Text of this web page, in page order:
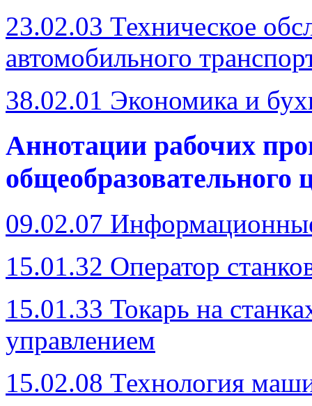
23.02.03 Техническое
автомобильного
38.02.01 Экономика и
Аннотации рабочих
общеобразовательного
09.02.07
15.01.32 Оператор
15.01.33 Токарь на
управлением
15.02.08 Технология